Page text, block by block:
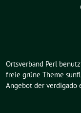
Ortsverband Perl
freie grüne Theme
Angebot der verdigado